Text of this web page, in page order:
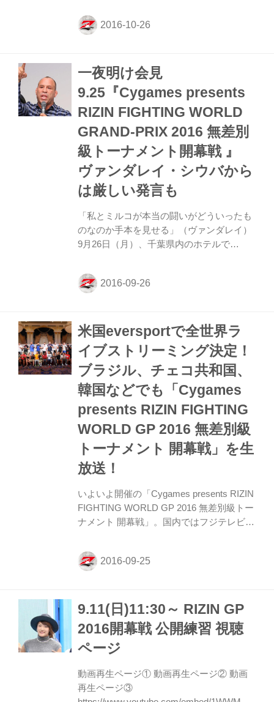
ナメント 2nd ROUND/Final ROUND」の記
者会見を下記の通り行なう事が決定した。
インターネットでLive配信予定。 概要 【日
時】2016年10月27日(木)13時00分〜 【出席
者】RIZIN実行委員長 榊原信行 / RIZIN統括
本部長 髙田延彦 / 他 【司会】矢野武 生配
信 ...
一夜明け会見
9.25『Cygames presents
RIZIN FIGHTING WORLD
GRAND-PRIX 2016 無差別
級トーナメント開幕戦 』
ヴァンダレイ・シウバから
は厳しい発言も
「私とミルコが本当の闘いがどういったも
のなのか手本を見せる」（ヴァンダレイ）
9月26日（月）、千葉県内のホテルで
WORLD GRAND-PRIX 2016 無差別級トー
ナメント開幕戦 』（さいたまスーパーアリ
コップ、ギャビ・ガルシア、RENA、山本
アーセン、村田夏南子、シモン・バヨル、
アミール・アリアックバリ、ワレンティ
ン・モルダフスキー、イリー・プロハース
カ、そして、榊原大会実行委員長が出席。
はじめに榊原大会実行委員長から「昨...
米国eversportで全世界ラ
イブストリーミング決定！
ブラジル、チェコ共和国、
韓国などでも「Cygames
presents RIZIN FIGHTING
WORLD GP 2016 無差別級
トーナメント 開幕戦」を生
放送！
いよいよ開催の「Cygames presents RIZIN
FIGHTING WORLD GP 2016 無差別級トー
ナメント 開幕戦」。国内ではフジテレビ系
パー！では完全生中継が決定している。海
外は、ブラジル（BandSports／生放送）、
コ共和国（O2 TV／生放送）、クロアチア
（Nova TV／ライブストリーミング）が決
定。また、既に生放送が決まっている国以
外の全世界を対象に米国eversportがライブ
級トー...
9.11(日)11:30～ RIZIN GP
2016開幕戦 公開練習 視聴
ページ
動画再生ページ① 動画再生ページ② 動画
再生ページ③